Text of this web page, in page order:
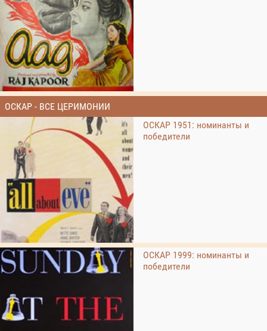
ОСКАР - ВСЕ ЦЕРИМОНИИ
ОСКАР 1951: номинанты и
победители
ОСКАР 1999: номинанты и
победители